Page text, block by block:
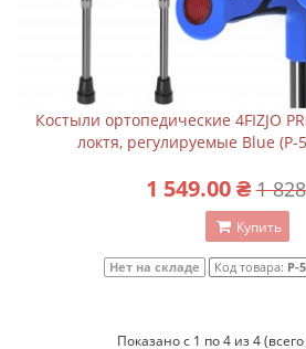
Костыли ортопедические 4FIZJO
локтя, регулируемые Blue (P-
1 549.00 ₴ 1
Купить
Нет на складе Код товара: P-
Показано с 1 по 4 из 4